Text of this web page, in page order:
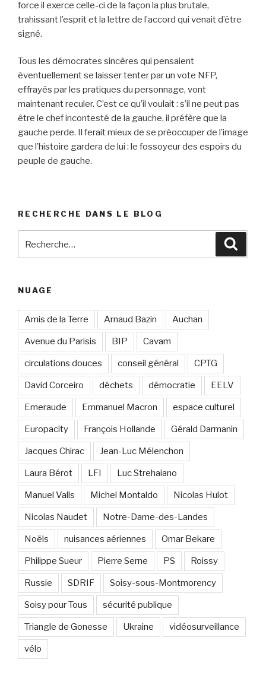
force il exerce celle-ci de la façon la plus brutale,
trahissant l’esprit et la lettre de l’accord qui venait d’être
signé.
Tous les démocrates sincères qui pensaient
éventuellement se laisser tenter par un vote NFP,
effrayés par les pratiques du personnage, vont
maintenant reculer. C’est ce qu’il voulait : s’il ne peut pas
être le chef incontesté de la gauche, il préfère que la
gauche perde. Il ferait mieux de se préoccuper de l’image
que l’histoire gardera de lui : le fossoyeur des espoirs du
peuple de gauche.
RECHERCHE DANS LE BLOG
NUAGE
Amis de la Terre Arnaud Bazin Auchan
Avenue du Parisis BIP Cavam
circulations douces conseil général CPTG
David Corceiro déchets démocratie EELV
Emeraude Emmanuel Macron espace culturel
Europacity François Hollande Gérald Darmanin
Jacques Chirac Jean-Luc Mélenchon
Laura Bérot LFI Luc Strehaiano
Manuel Valls Michel Montaldo Nicolas Hulot
Nicolas Naudet Notre-Dame-des-Landes
Noëls nuisances aériennes Omar Bekare
Philippe Sueur Pierre Serne PS Roissy
Russie SDRIF Soisy-sous-Montmorency
Soisy pour Tous sécurité publique
Triangle de Gonesse Ukraine vidéosurveillance
vélo